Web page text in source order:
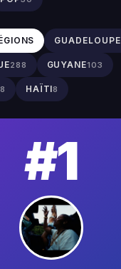
GUADELOUPE
288 GUYANE103
HAÏTI8
#1